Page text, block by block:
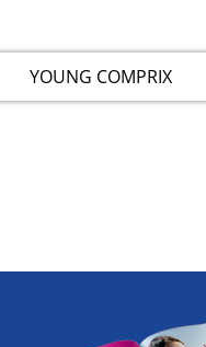
YOUNG COMPRIX